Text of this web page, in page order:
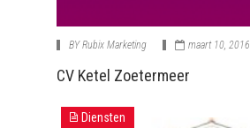
BYRubix Marketing maart 10, 2016
CV Ketel Zoetermeer
Diensten